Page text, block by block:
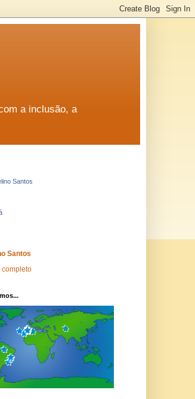
a inclusão, a
Santos
Santos
completo